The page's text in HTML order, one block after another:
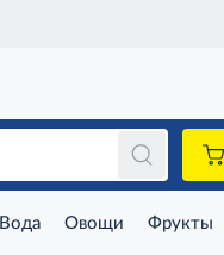
Вода Овощи Фрукты